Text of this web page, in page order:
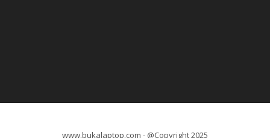
www.bukalaptop.com - @Copyright 2025